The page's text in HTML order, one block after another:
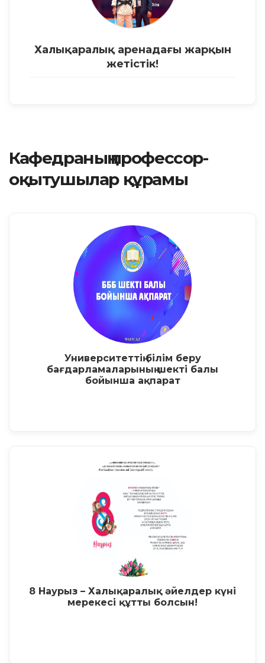
Халықаралық аренадағы жарқын
жетістік!
Кафедраның профессор-
оқытушылар құрамы
Университеттің білім беру
бағдарламаларының шекті балы
бойынша ақпарат
8 Наурыз – Халықаралық әйелдер күні
мерекесі құтты болсын!